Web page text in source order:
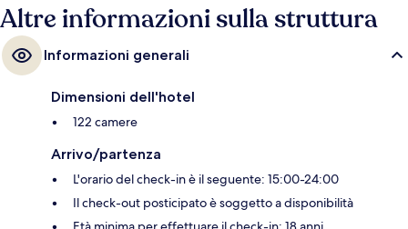
viaggiatori apprezzano il personale gentile della struttura.
Altre informazioni sulla struttura
Informazioni generali
Dimensioni dell'hotel
122 camere
Arrivo/partenza
L'orario del check-in è il seguente: 15:00-24:00
Il check-out posticipato è soggetto a disponibilità